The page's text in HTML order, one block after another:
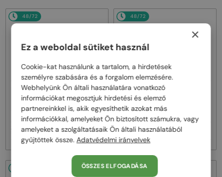
48/72
PRADA—Napszemüvegek
PR A17S - 15W04D - 54 -
POLARIZÁLT LENCSÉKKEL
102 000 Ft
48/72
PRADA—Napszemüvegek
PR A17S - 16K731 - 54
95 000 Ft
48/72
×
Ez a weboldal sütiket használ
Cookie-kat használunk a tartalom, a hirdetések
személyre szabására és a forgalom elemzésére.
Webhelyünk Ön általi használatára vonatkozó
információkat megosztjuk hirdetési és elemző
partnereinkkel is, akik egyesíthetik azokat más
információkkal, amelyeket Ön biztosított számukra, vagy
amelyeket a szolgáltatásaik Ön általi használatából
gyűjtöttek össze.Adatvédelmi irányelvek
ÖSSZES ELFOGADÁSA